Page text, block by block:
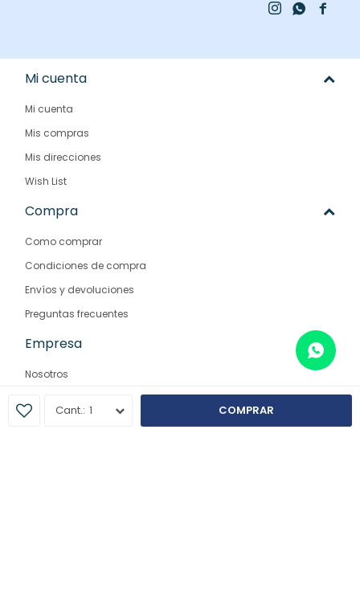
1 COMPRAR

 
Mi cuenta
Mi cuenta
Mis compras
Mis direcciones
Wish List
Compra
Como comprar
Condiciones de compra
Envíos y devoluciones
Preguntas frecuentes
Empresa
Nosotros